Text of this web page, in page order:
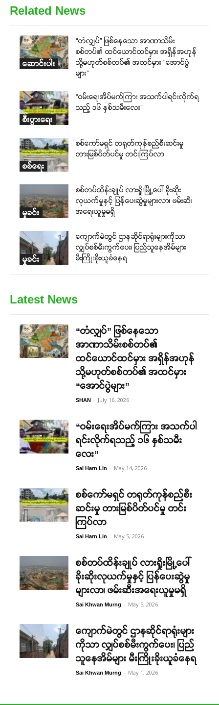
Related News
ဆောင်းပါး
“တံလျှပ်” ဖြစ်နေသော အာဏာသိမ်း
စစ်တပ်၏ ထင်ယောင်ထင်မှား အရှိန်အဟုန်
သို့မဟုတ်စစ်တပ်၏ အထင်မှား “အောင်ပွဲ
များ”
စီးပွားရေး
“ဝမ်းရေးအိပ်မက်ကြား အသက်ပါရင်းလိုက်ရ
သည့် ၁၆ နှစ်သမီးလေး”
စစ်ရေး
စစ်ကော်မရှင် တရုတ်ကုန်စည်စီးဆင်းမှု
တားမြစ်ပိတ်ပင်မှု တင်းကြပ်လာ
မှုခင်း
စစ်တပ်ထိန်းချုပ် လားရှိုးမြို့ပေါ် ခိုးဆိုး
လုယက်မှုနှင့် ပြန်ပေးဆွဲမှုများလာ၊ ဖမ်းဆီး
အရေးယူမှုမရှိ
မှုခင်း
ကျောက်မဲတွင် ဌာနဆိုင်ရာရုံးများကိုသာ
လျှပ်စစ်မီးကွက်ပေး၊ ပြည်သူနေအိမ်များ
မီးကြိုးခိုးယူခံနေရ
Latest News
“တံလျှပ်” ဖြစ်နေသော
အာဏာသိမ်းစစ်တပ်၏
ထင်ယောင်ထင်မှား အရှိန်အဟုန်
သို့မဟုတ်စစ်တပ်၏ အထင်မှား
“အောင်ပွဲများ”
SHAN - July 16, 2026
“ဝမ်းရေးအိပ်မက်ကြား အသက်ပါ
ရင်းလိုက်ရသည့် ၁၆ နှစ်သမီး
လေး”
Sai Harn Lin - May 14, 2026
စစ်ကော်မရှင် တရုတ်ကုန်စည်စီး
ဆင်းမှု တားမြစ်ပိတ်ပင်မှု တင်း
ကြပ်လာ
Sai Harn Lin - May 5, 2026
စစ်တပ်ထိန်းချုပ် လားရှိုးမြို့ပေါ်
ခိုးဆိုးလုယက်မှုနှင့် ပြန်ပေးဆွဲမှု
များလာ၊ ဖမ်းဆီးအရေးယူမှုမရှိ
Sai Khwan Murng - May 5, 2026
ကျောက်မဲတွင် ဌာနဆိုင်ရာရုံးများ
ကိုသာ လျှပ်စစ်မီးကွက်ပေး၊ ပြည်
သူနေအိမ်များ မီးကြိုးခိုးယူခံနေရ
Sai Khwan Murng - May 1, 2026